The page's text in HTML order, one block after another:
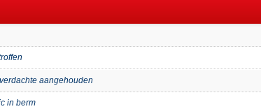
aangehouden
in berm